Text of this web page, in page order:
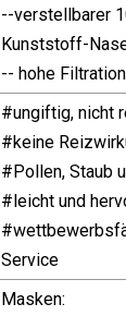
--verstellbarer
Kunststoff-
-- hohe
#ungiftig, nicht
#keine
#Pollen, Staub
#leicht und
Service
Masken: